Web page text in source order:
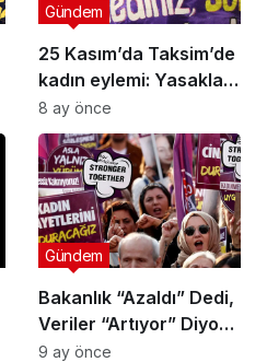
25 Kasım’da Taksim’de
kadın eylemi: Yasaklar,
barikatlar ve metro
kapanmalarına rağmen
buluştular
Gündem
8 ay önce
Bakanlık “Azaldı” Dedi,
Veriler “Artıyor” Diyor:
Şüpheli Kadın Ölümleri
Gündem
9 ay önce